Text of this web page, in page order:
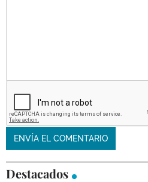
Destacados